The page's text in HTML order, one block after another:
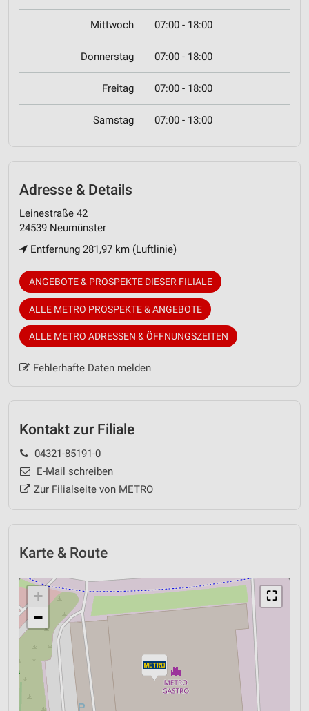
Mittwoch 07:00 - 18:00
Donnerstag 07:00 - 18:00
Freitag 07:00 - 18:00
Samstag 07:00 - 13:00
Adresse & Details
Leinestraße 42
24539 Neumünster
Entfernung 281,97 km (Luftlinie)
ANGEBOTE & PROSPEKTE DIESER FILIALE
ALLE METRO PROSPEKTE & ANGEBOTE
ALLE METRO ADRESSEN & ÖFFNUNGSZEITEN
Fehlerhafte Daten melden
Kontakt zur Filiale
04321-85191-0
E-Mail schreiben
Zur Filialseite von METRO
Karte & Route
⛶
+
−